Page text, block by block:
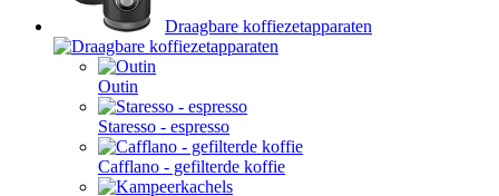
Draagbare koffiezetapparaten
Outin
Staresso - espresso
Cafflano - gefilterde koffie